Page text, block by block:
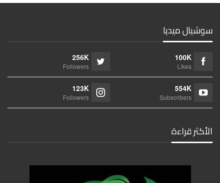
سوشيال ميديا
100K
Likes
256K
Followers
554K
Subscribers
123K
Followers
الأكثر قراءة